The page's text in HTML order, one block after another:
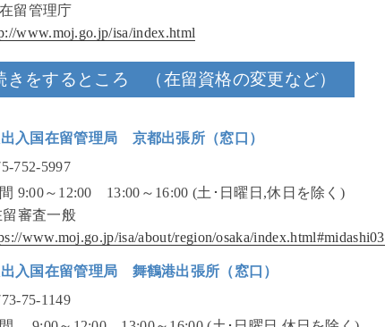
留管理庁
www.moj.go.jp/isa/index.html
きをするところ （在留資格の変更など）
入国在留管理局 京都出張所（窓口）
752-5997
9:00～12:00 13:00～16:00 (土･日曜日,休日を除く)
留審査一般
www.moj.go.jp/isa/about/region/osaka/index.html#midashi03
入国在留管理局 舞鶴港出張所（窓口）
75-1149